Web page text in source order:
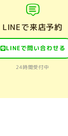
LINEで来店予約
LINEで問い合わせる
24時間受付中